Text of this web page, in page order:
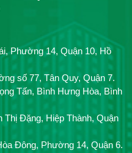
Phường 14, Quận 10, Hồ
số 77, Tân Quy, Quận 7.
Tấn, Bình Hưng Hòa, Bình
Thị Đặng, Hiệp Thành, Quận
Đông, Phường 14, Quận 6.